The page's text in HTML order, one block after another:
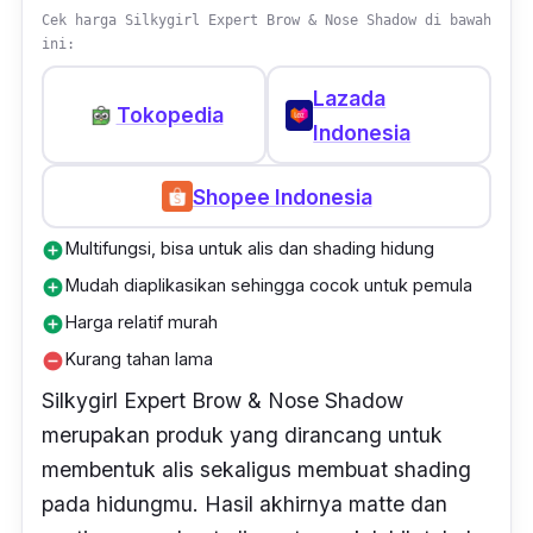
Cek harga Silkygirl Expert Brow & Nose Shadow di bawah
ini:
Tokopedia
Lazada
Indonesia
Shopee Indonesia
add_circleMultifungsi, bisa untuk alis dan shading hidung
add_circleMudah diaplikasikan sehingga cocok untuk pemula
add_circleHarga relatif murah
remove_circleKurang tahan lama
Silkygirl Expert Brow & Nose Shadow
merupakan produk yang dirancang untuk
membentuk alis sekaligus membuat shading
pada hidungmu. Hasil akhirnya matte dan